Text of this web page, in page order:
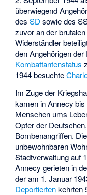
überwiegend
desSD sowie des
zuvor an der
Widerständler
den Angehörigen
Kombattantenstatus
1944 besuchte
Im Zuge der
kamen in Annecy
Menschen ums
Opfer der
Bombenangriffen.
unbewohnbaren
Stadtverwaltung auf
Annecy gerieten in
der am 1. Januar
Deportiertenkehrten